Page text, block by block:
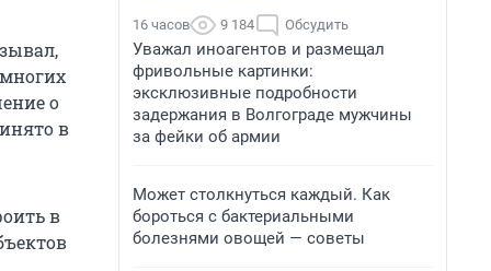
о
в
в
16 часов 9 184 Обсудить
Уважал иноагентов и размещал
фривольные картинки:
эксклюзивные подробности
задержания в Волгограде мужчины
за фейки об армии
Может столкнуться каждый. Как
бороться с бактериальными
болезнями овощей — советы